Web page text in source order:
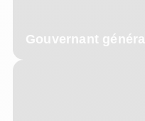
Gouvernant général